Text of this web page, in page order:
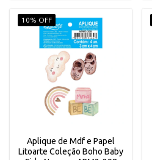
10% OFF
Aplique de Mdf e Papel
Litoarte Coleção Boho Baby